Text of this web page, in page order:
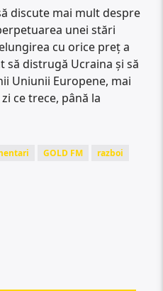
discute mai mult despre
unei stări
cu orice preț a
să distrugă Ucraina și să
Uniunii Europene, mai
ce trece, până la
GOLD FM
razboi